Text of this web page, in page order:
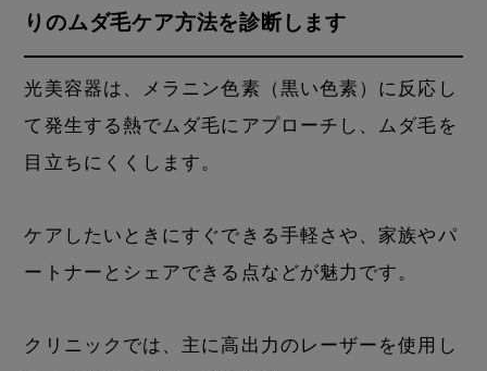
りのムダ毛ケア方法を診断します
光美容器は、メラニン色素（黒い色素）に反応し
て発生する熱でムダ毛にアプローチし、ムダ毛を
目立ちにくくします。
ケアしたいときにすぐできる手軽さや、家族やパ
ートナーとシェアできる点などが魅力です。
クリニックでは、主に高出力のレーザーを使用し